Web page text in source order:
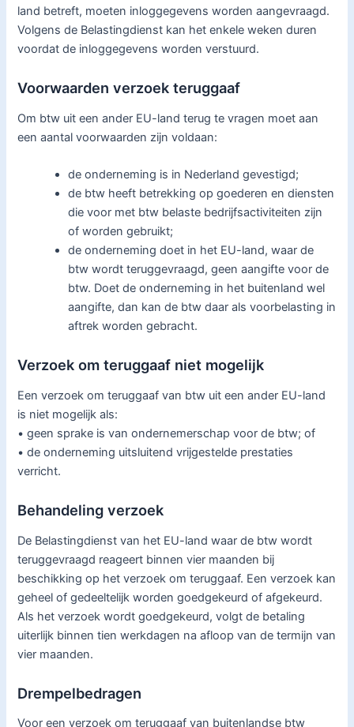
land betreft, moeten inloggegevens worden aangevraagd.
Volgens de Belastingdienst kan het enkele weken duren
voordat de inloggegevens worden verstuurd.
Voorwaarden verzoek teruggaaf
Om btw uit een ander EU-land terug te vragen moet aan
een aantal voorwaarden zijn voldaan:
de onderneming is in Nederland gevestigd;
de btw heeft betrekking op goederen en diensten
die voor met btw belaste bedrijfsactiviteiten zijn
of worden gebruikt;
de onderneming doet in het EU-land, waar de
btw wordt teruggevraagd, geen aangifte voor de
btw. Doet de onderneming in het buitenland wel
aangifte, dan kan de btw daar als voorbelasting in
aftrek worden gebracht.
Verzoek om teruggaaf niet mogelijk
Een verzoek om teruggaaf van btw uit een ander EU-land
is niet mogelijk als:
• geen sprake is van ondernemerschap voor de btw; of
• de onderneming uitsluitend vrijgestelde prestaties
verricht.
Behandeling verzoek
De Belastingdienst van het EU-land waar de btw wordt
teruggevraagd reageert binnen vier maanden bij
beschikking op het verzoek om teruggaaf. Een verzoek kan
geheel of gedeeltelijk worden goedgekeurd of afgekeurd.
Als het verzoek wordt goedgekeurd, volgt de betaling
uiterlijk binnen tien werkdagen na afloop van de termijn van
vier maanden.
Drempelbedragen
Voor een verzoek om teruggaaf van buitenlandse btw